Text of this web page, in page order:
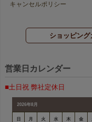
キャンセルポリシー
ショッピン
営業日カレンダー
■土日祝 弊社定休日
2026年8月
日 月 火 水 木 金